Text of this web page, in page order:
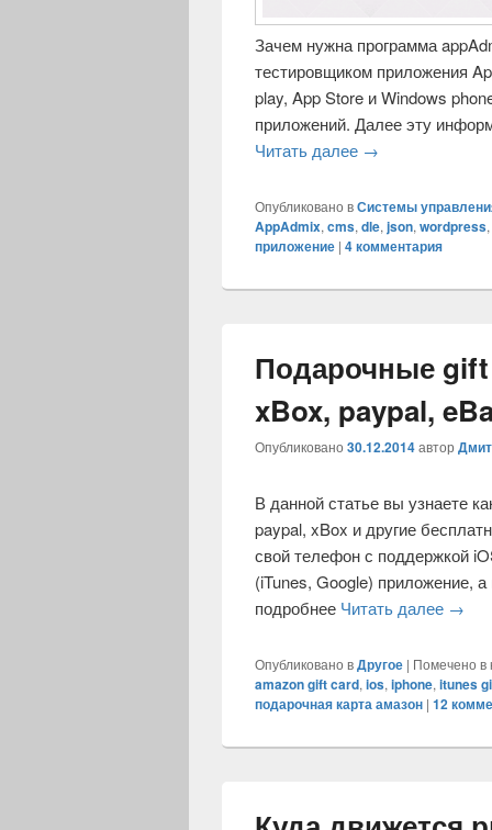
Зачем нужна программа
тестировщиком приложения
play, App Store и Windows
приложений. Далее эту
Читать далее AppAdmix —
→
Опубликовано вСистемы
AppAdmix, cms, dle, json, wordpress,
приложение | 4комментария
Подарочные gift
xBox, paypal,
Опубликовано 30.12.2014автор
В данной статье вы узнаете
paypal, xBox и другие
свой телефон с поддержкой
(iTunes, Google) приложение,
подробнее Читать далее →
Опубликовано вДругое | Помечено в
amazon gift card, ios, iphone, itunes
подарочная карта амазон | 12